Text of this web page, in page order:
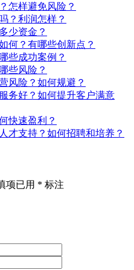
怎样避免风险？
？利润怎样？
少资金？
何？有哪些创新点？
些成功案例？
些风险？
风险？如何规避？
务好？如何提升客户满意
快速盈利？
才支持？如何招聘和培养？
项已用 * 标注